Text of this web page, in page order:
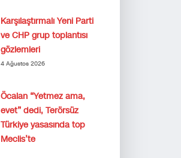
Karşılaştırmalı Yeni Parti
ve CHP grup toplantısı
gözlemleri
4 Ağustos 2026
Öcalan “Yetmez ama,
evet” dedi, Terörsüz
Türkiye yasasında top
Meclis’te